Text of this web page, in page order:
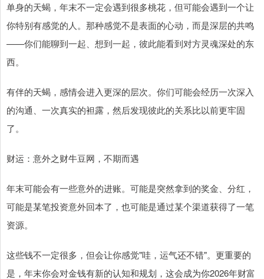
单身的天蝎，年末不一定会遇到很多桃花，但可能会遇到一个让
你特别有感觉的人。那种感觉不是表面的心动，而是深层的共鸣
——你们能聊到一起、想到一起，彼此能看到对方灵魂深处的东
西。
有伴的天蝎，感情会进入更深的层次。你们可能会经历一次深入
的沟通、一次真实的袒露，然后发现彼此的关系比以前更牢固
了。
财运：意外之财牛豆网，不期而遇
年末可能会有一些意外的进账。可能是突然拿到的奖金、分红，
可能是某笔投资意外回本了，也可能是通过某个渠道获得了一笔
资源。
这些钱不一定很多，但会让你感觉"哇，运气还不错"。更重要的
是，年末你会对金钱有新的认知和规划，这会成为你2026年财富